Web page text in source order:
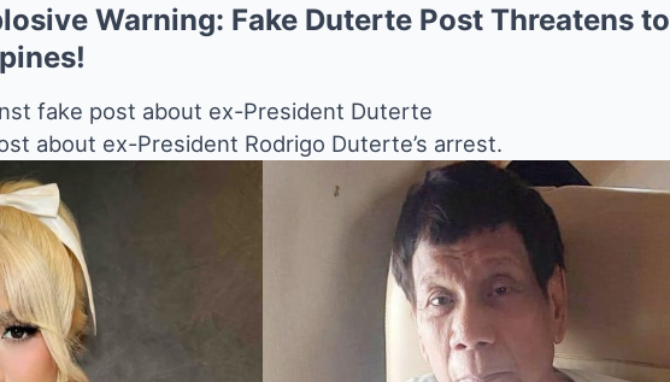
Warning: Fake Duterte Post Threatens to
fake post about ex-President Duterte
about ex-President Rodrigo Duterte’s arrest.